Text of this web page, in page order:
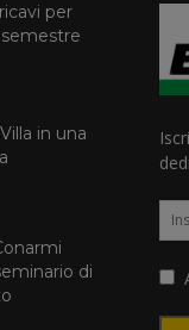
per
in una
di